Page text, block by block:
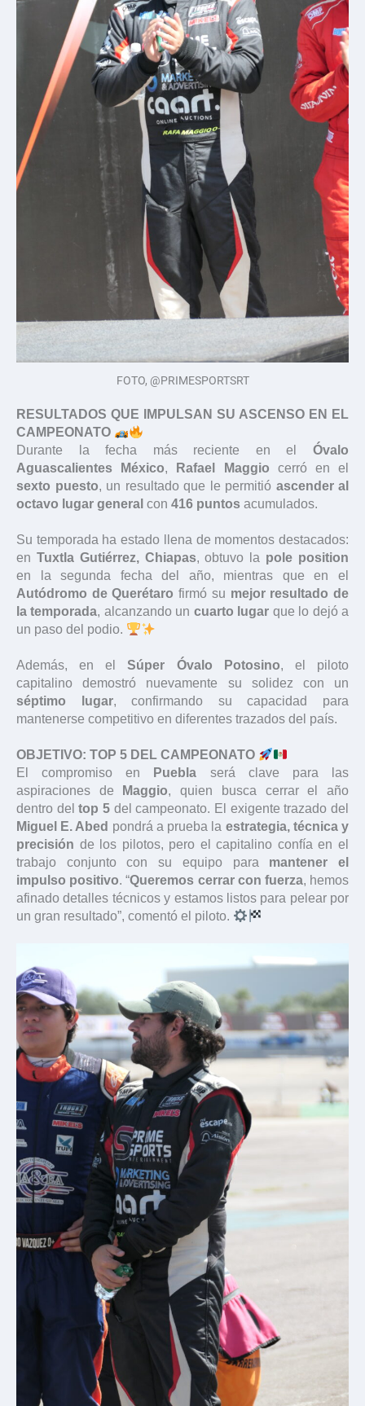
FOTO, @PRIMESPORTSRT
RESULTADOS QUE IMPULSAN SU ASCENSO EN EL
CAMPEONATO
Durante la fecha más reciente en el Óvalo
Aguascalientes México, Rafael Maggio cerró en el
sexto puesto, un resultado que le permitió ascender al
octavo lugar general con 416 puntos acumulados.
Su temporada ha estado llena de momentos destacados:
en Tuxtla Gutiérrez, Chiapas, obtuvo la pole position
en la segunda fecha del año, mientras que en el
Autódromo de Querétaro firmó su mejor resultado de
la temporada, alcanzando un cuarto lugar que lo dejó a
un paso del podio.
Además, en elSúper Óvalo Potosino, el piloto
capitalino demostró nuevamente su solidez con un
séptimo lugar, confirmando su capacidad para
mantenerse competitivo en diferentes trazados del país.
OBJETIVO: TOP 5 DEL CAMPEONATO
El compromiso en
Puebla será clave para las
aspiraciones de
Maggio, quien busca cerrar el año
dentro deltop 5 del campeonato. El exigente trazado del
Miguel E. Abed pondrá a prueba la estrategia, técnica y
precisión de los pilotos, pero el capitalino confía en el
trabajo conjunto con su equipo para mantener el
impulso positivo. “Queremos cerrar con fuerza, hemos
afinado detalles técnicos y estamos listos para pelear por
un gran resultado”, comentó el piloto.